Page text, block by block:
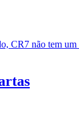
CR7 não tem um